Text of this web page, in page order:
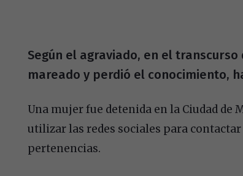
Según el agraviado, en el
mareado y perdió el conocimiento,
Una mujer fue detenida en la Ciudad
utilizar las redes sociales para
pertenencias.